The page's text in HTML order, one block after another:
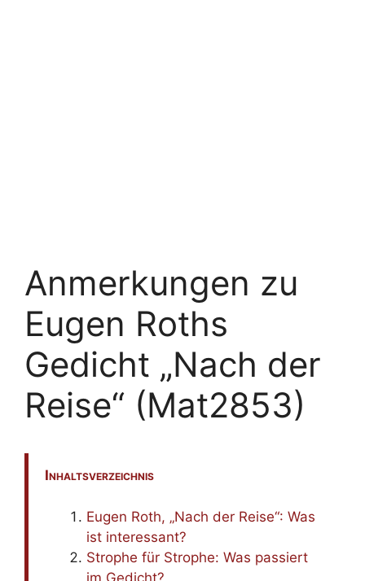
Anmerkungen zu
Eugen Roths
Gedicht „Nach der
Reise“ (Mat2853)
Inhaltsverzeichnis
Eugen Roth, „Nach der Reise“: Was
ist interessant?
Strophe für Strophe: Was passiert
im Gedicht?